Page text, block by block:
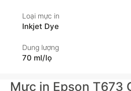
Loại mực in
Inkjet Dye
Dung lượng
70 ml/lọ
Mực in Epson T673